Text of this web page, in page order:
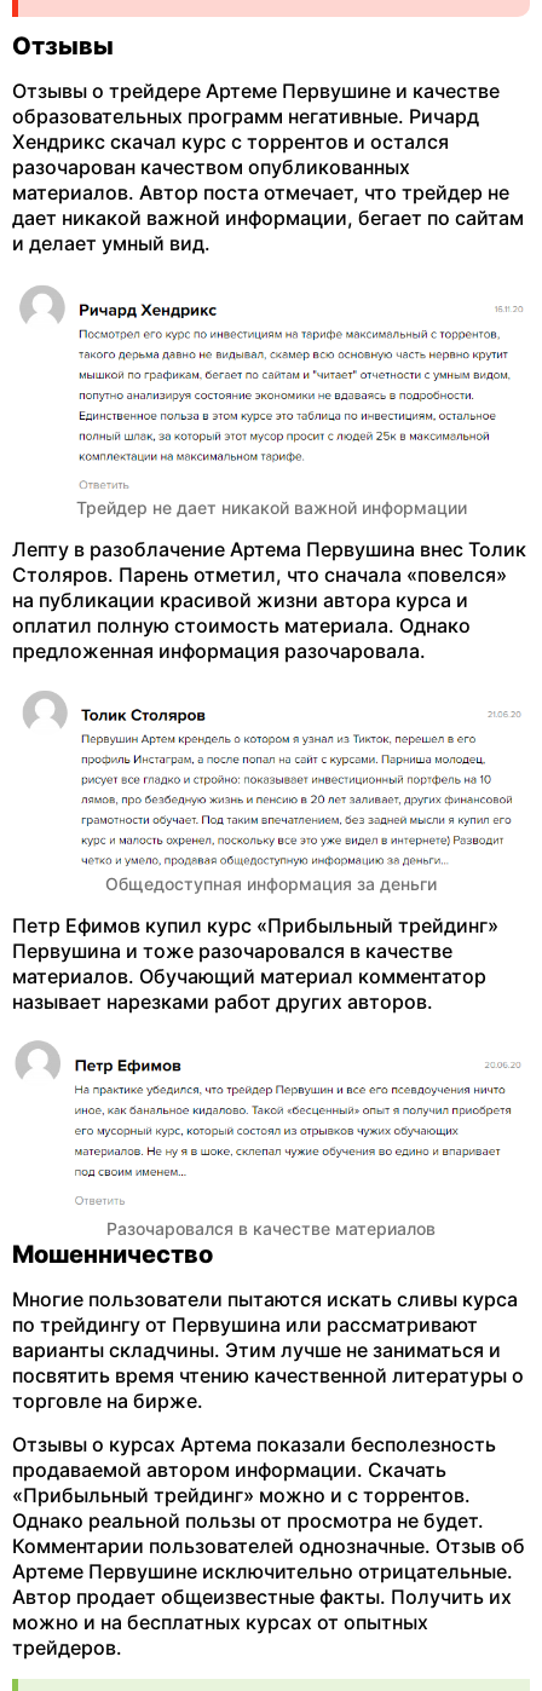
Отзывы
Отзывы о трейдере Артеме Первушине и качестве
образовательных программ негативные. Ричард
Хендрикс скачал курс с торрентов и остался
разочарован качеством опубликованных
материалов. Автор поста отмечает, что трейдер не
дает никакой важной информации, бегает по сайтам
и делает умный вид.
Трейдер не дает никакой важной информации
Лепту в разоблачение Артема Первушина внес Толик
Столяров. Парень отметил, что сначала «повелся»
на публикации красивой жизни автора курса и
оплатил полную стоимость материала. Однако
предложенная информация разочаровала.
Общедоступная информация за деньги
Петр Ефимов купил курс «Прибыльный трейдинг»
Первушина и тоже разочаровался в качестве
материалов. Обучающий материал комментатор
называет нарезками работ других авторов.
Разочаровался в качестве материалов
Мошенничество
Многие пользователи пытаются искать сливы курса
по трейдингу от Первушина или рассматривают
варианты складчины. Этим лучше не заниматься и
посвятить время чтению качественной литературы о
торговле на бирже.
Отзывы о курсах Артема показали бесполезность
продаваемой автором информации. Скачать
«Прибыльный трейдинг» можно и с торрентов.
Однако реальной пользы от просмотра не будет.
Комментарии пользователей однозначные. Отзыв об
Артеме Первушине исключительно отрицательные.
Автор продает общеизвестные факты. Получить их
можно и на бесплатных курсах от опытных
трейдеров.